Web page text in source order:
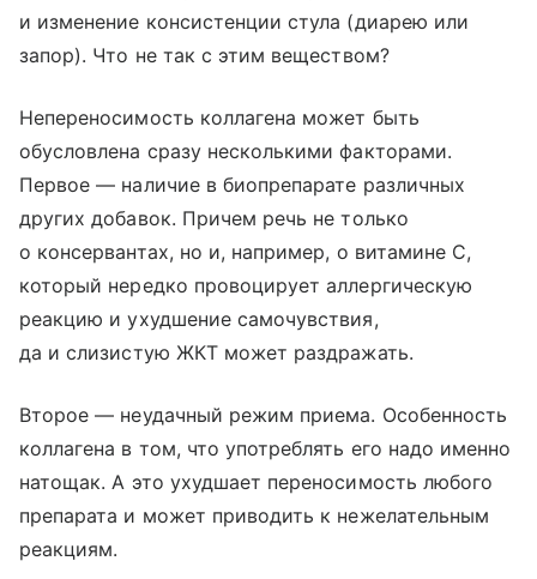
и изменение консистенции стула (диарею или
запор). Что не так с этим веществом?
Непереносимость коллагена может быть
обусловлена сразу несколькими факторами.
Первое — наличие в биопрепарате различных
других добавок. Причем речь не только
о консервантах, но и, например, о витамине С,
который нередко провоцирует аллергическую
реакцию и ухудшение самочувствия,
да и слизистую ЖКТ может раздражать.
Второе — неудачный режим приема. Особенность
коллагена в том, что употреблять его надо именно
натощак. А это ухудшает переносимость любого
препарата и может приводить к нежелательным
реакциям.